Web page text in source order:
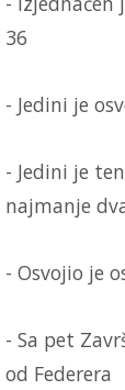
36
- Jedini je
- Jedini je
najmanje
- Osvojio je
- Sa pet
od Federera